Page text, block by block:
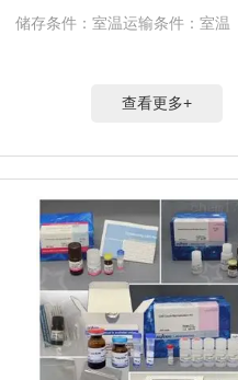
储存条件：室温运输条件：室温
查看更多+